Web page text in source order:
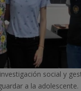
social y
a la adolescente.